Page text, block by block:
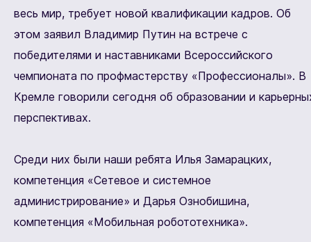
весь мир, требует новой квалификации кадров. Об
этом заявил Владимир Путин на встрече с
победителями и наставниками Всероссийского
чемпионата по профмастерству «Профессионалы». В
Кремле говорили сегодня об образовании и
перспективах.
Среди них были наши ребята Илья Замарацких,
компетенция «Сетевое и системное
администрирование» и Дарья Ознобишина,
компетенция «Мобильная робототехника».